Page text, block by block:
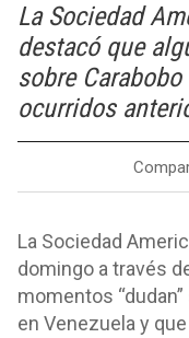
La Sociedad
destacó que
sobre
ocurridos
La Sociedad
domingo a través
momentos
en Venezuela y